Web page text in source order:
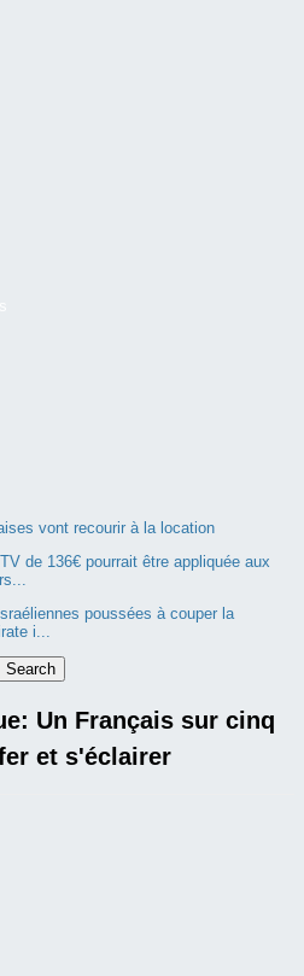
vont recourir à la location
de 136€ pourrait être appliquée aux
poussées à couper la
i...
Un Français sur cinq
et s'éclairer